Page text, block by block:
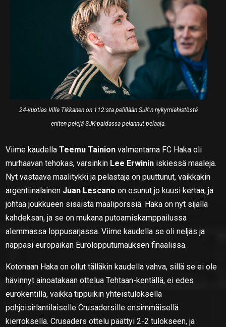
24-vuotias Ville Tikkanen on 112:sta pelillään SJK:n nykymiehistöstä
eniten pelejä SJK-paidassa pelannut pelaaja.
Viime kaudellaTeemu Tainion valmentama FC Haka oli
murhaavan tehokas, varsinkin Lee Erwinin iskiessä maaleja.
Nyt vastaava maalitykki ja pelastaja on puuttunut, vaikkakin
argentiinalainen Juan Lescano on osunut jo kuusi kertaa, ja
johtaa joukkueen sisäistä maalipörssiä. Haka on nyt sijalla
kahdeksan, ja se on mukana putoamiskamppailussa
alemmassa loppusarjassa. Viime kaudella se oli neljäs ja
nappasi europaikan Eurolopputurnauksen finaalissa.
Kotonaan Haka on ollut tälläkin kaudella vahva, sillä se ei ole
hävinnyt ainoatakaan ottelua Tehtaan-kentällä, ei edes
eurokentillä, vaikka tippuikin yhteistuloksella
pohjoisirlantilaiselle Crusadersille ensimmäisellä
kierroksella. Crusaders ottelu päättyi 2-2 tulokseen, ja